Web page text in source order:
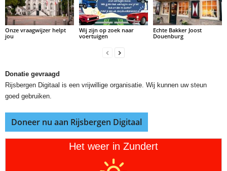
Onze vraagwijzer helpt
jou
Wij zijn op zoek naar
voertuigen
Echte Bakker Joost
Douenburg
Donatie gevraagd
Rijsbergen Digitaal is een vrijwillige organisatie. Wij kunnen uw steun
goed gebruiken.
Doneer nu aan Rijsbergen Digitaal
Het weer in Zundert